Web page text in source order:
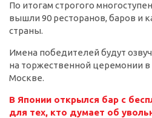
По итогам строгого
вышли 90 ресторанов, баров и
страны.
Имена победителей будут
на торжественной церемонии в
Москве.
В Японии открылся бар с
для тех, кто думает об